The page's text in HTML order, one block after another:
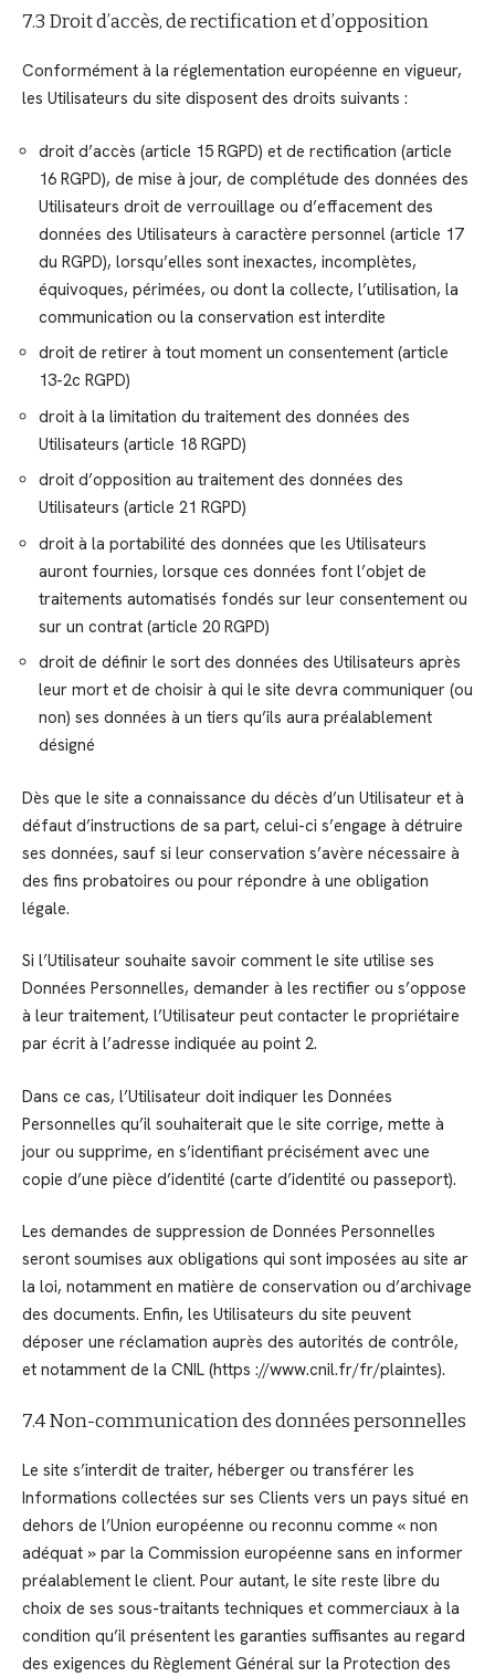
7.3 Droit d’accès, de rectification et d’opposition
Conformément à la réglementation européenne en vigueur,
les Utilisateurs du site disposent des droits suivants :
droit d’accès (article 15 RGPD) et de rectification (article
16 RGPD), de mise à jour, de complétude des données des
Utilisateurs droit de verrouillage ou d’effacement des
données des Utilisateurs à caractère personnel (article 17
du RGPD), lorsqu’elles sont inexactes, incomplètes,
équivoques, périmées, ou dont la collecte, l’utilisation, la
communication ou la conservation est interdite
droit de retirer à tout moment un consentement (article
13-2c RGPD)
droit à la limitation du traitement des données des
Utilisateurs (article 18 RGPD)
droit d’opposition au traitement des données des
Utilisateurs (article 21 RGPD)
droit à la portabilité des données que les Utilisateurs
auront fournies, lorsque ces données font l’objet de
traitements automatisés fondés sur leur consentement ou
sur un contrat (article 20 RGPD)
droit de définir le sort des données des Utilisateurs après
leur mort et de choisir à qui le site devra communiquer (ou
non) ses données à un tiers qu’ils aura préalablement
désigné
Dès que le site a connaissance du décès d’un Utilisateur et à
défaut d’instructions de sa part, celui-ci s’engage à détruire
ses données, sauf si leur conservation s’avère nécessaire à
des fins probatoires ou pour répondre à une obligation
légale.
Si l’Utilisateur souhaite savoir comment le site utilise ses
Données Personnelles, demander à les rectifier ou s’oppose
à leur traitement, l’Utilisateur peut contacter le propriétaire
par écrit à l’adresse indiquée au point 2.
Dans ce cas, l’Utilisateur doit indiquer les Données
Personnelles qu’il souhaiterait que le site corrige, mette à
jour ou supprime, en s’identifiant précisément avec une
copie d’une pièce d’identité (carte d’identité ou passeport).
Les demandes de suppression de Données Personnelles
seront soumises aux obligations qui sont imposées au site ar
la loi, notamment en matière de conservation ou d’archivage
des documents. Enfin, les Utilisateurs du site peuvent
déposer une réclamation auprès des autorités de contrôle,
et notamment de la CNIL (https ://www.cnil.fr/fr/plaintes).
7.4 Non-communication des données personnelles
Le site s’interdit de traiter, héberger ou transférer les
Informations collectées sur ses Clients vers un pays situé en
dehors de l’Union européenne ou reconnu comme « non
adéquat » par la Commission européenne sans en informer
préalablement le client. Pour autant, le site reste libre du
choix de ses sous-traitants techniques et commerciaux à la
condition qu’il présentent les garanties suffisantes au regard
des exigences du Règlement Général sur la Protection des